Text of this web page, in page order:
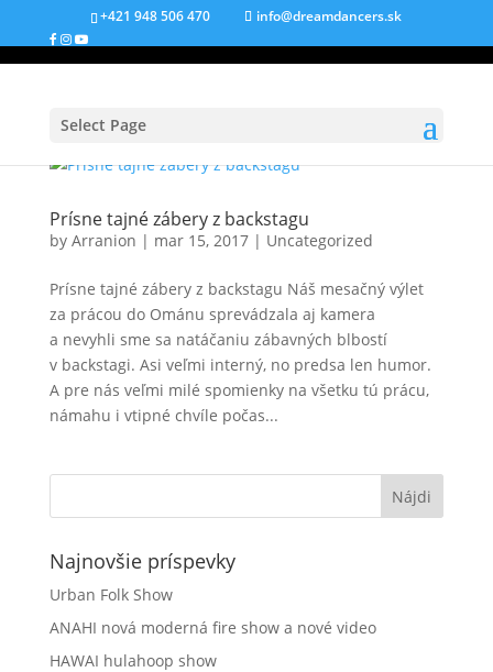
+421 948 506 470 info@dreamdancers.sk
Select Page
Prísne tajné zábery z backstagu
by Arranion | mar 15, 2017| Uncategorized
Prísne tajné zábery z backstagu Náš mesačný výlet
za prácou do Ománu sprevádzala aj kamera
a nevyhli sme sa natáčaniu zábavných blbostí
v backstagi. Asi veľmi interný, no predsa len humor.
A pre nás veľmi milé spomienky na všetku tú prácu,
námahu i vtipné chvíle počas...
Najnovšie príspevky
Urban Folk Show
ANAHI nová moderná fire show a nové video
HAWAI hulahoop show